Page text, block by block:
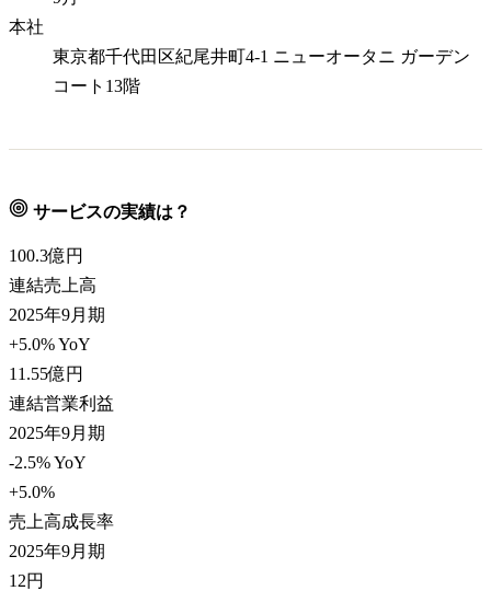
本社
東京都千代田区紀尾井町4-1 ニューオータニ ガーデン
コート13階
サービスの実績は？
100.3億円
連結売上高
2025年9月期
+5.0% YoY
11.55億円
連結営業利益
2025年9月期
-2.5% YoY
+5.0%
売上高成長率
2025年9月期
12円